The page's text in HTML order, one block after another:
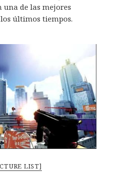
de las mejores
últimos tiempos.
LIST]